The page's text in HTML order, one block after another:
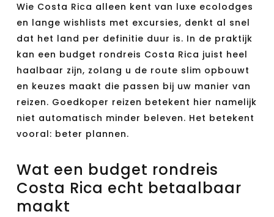
Wie Costa Rica alleen kent van luxe ecolodges
en lange wishlists met excursies, denkt al snel
dat het land per definitie duur is. In de praktijk
kan een budget rondreis Costa Rica juist heel
haalbaar zijn, zolang u de route slim opbouwt
en keuzes maakt die passen bij uw manier van
reizen. Goedkoper reizen betekent hier namelijk
niet automatisch minder beleven. Het betekent
vooral: beter plannen.
Wat een budget rondreis
Costa Rica echt betaalbaar
maakt